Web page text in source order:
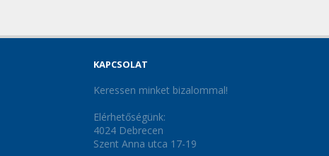
KAPCSOLAT
Keressen minket bizalommal!
Elérhetőségünk:
4024 Debrecen
Szent Anna utca 17-19